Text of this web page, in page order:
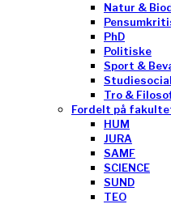
Natur &
PhD
Politiske
Sport &
Tro &
Fordelt på
HUM
JURA
SAMF
SCIENCE
SUND
TEO